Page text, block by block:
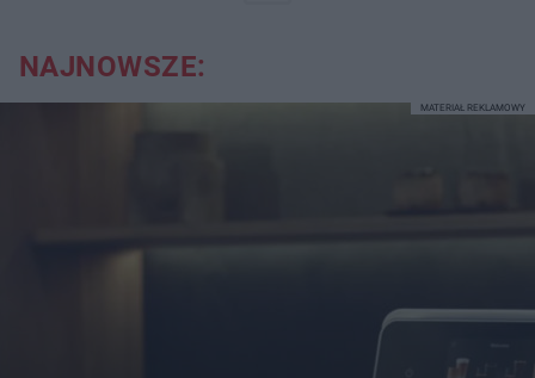
NAJNOWSZE:
MATERIAŁ REKLAMOWY